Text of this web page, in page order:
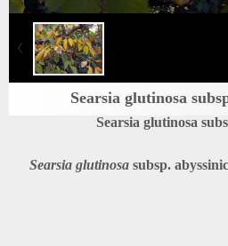
Searsia glutinosa
Searsia glutinosa subsp.